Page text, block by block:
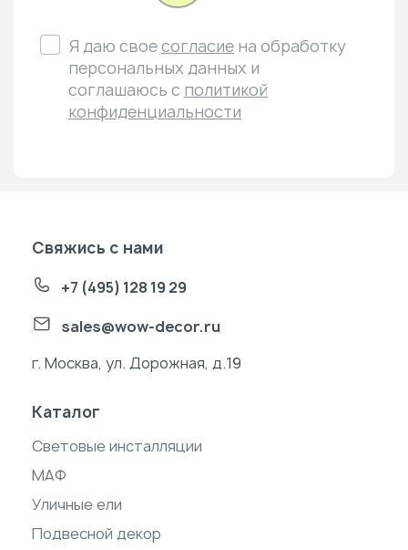
Я даю своесогласие на обработку
персональных данных и
соглашаюсь с политикой
конфиденциальности
Свяжись с нами
+7 (495) 128 19 29
sales@wow-decor.ru
г. Москва, ул. Дорожная, д.19
Каталог
Световые инсталляции
МАФ
Уличные ели
Подвесной декор